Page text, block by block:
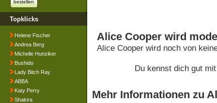
Topklicks
Helene Fischer
Andrea Berg
Michelle Hunziker
Bushido
Lady Bitch Ray
ABBA
Katy Perry
Shakira
Alice Cooper wird
Alice Cooper wird noch von
Du kennst dich gut
Mehr Informationen zu